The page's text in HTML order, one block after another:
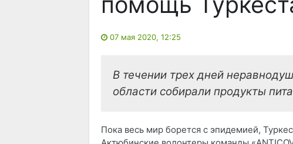
07 мая 2020, 12:25
В течении трех дней
области собирали продукты
Пока весь мир борется с эпидемией,